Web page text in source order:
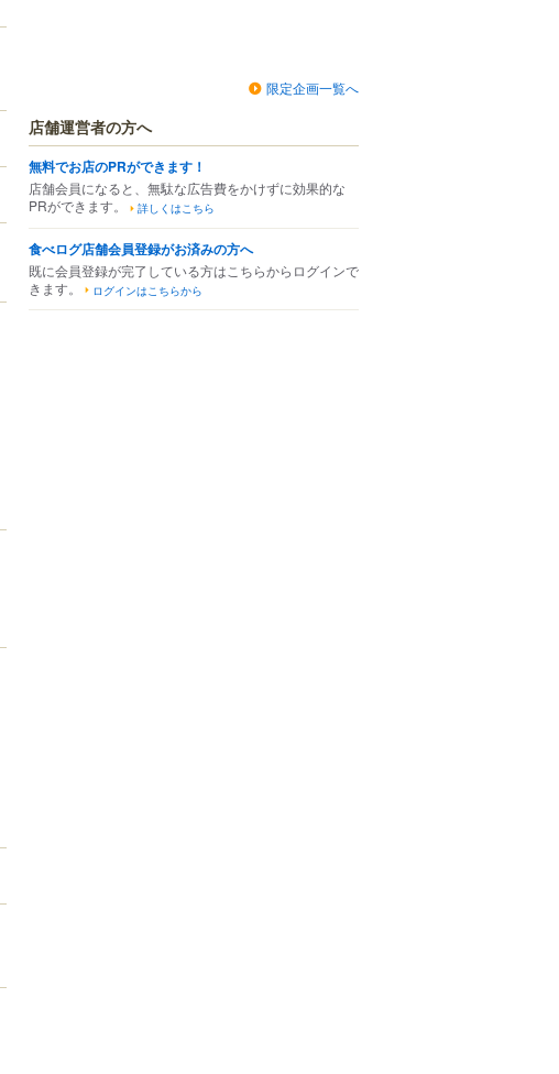
限定企画一覧へ
店舗運営者の方へ
無料でお店のPRができます！
店舗会員になると、無駄な広告費をかけずに効果的な
PRができます。
詳しくはこちら
食べログ店舗会員登録がお済みの方へ
既に会員登録が完了している方はこちらからログインで
きます。
ログインはこちらから